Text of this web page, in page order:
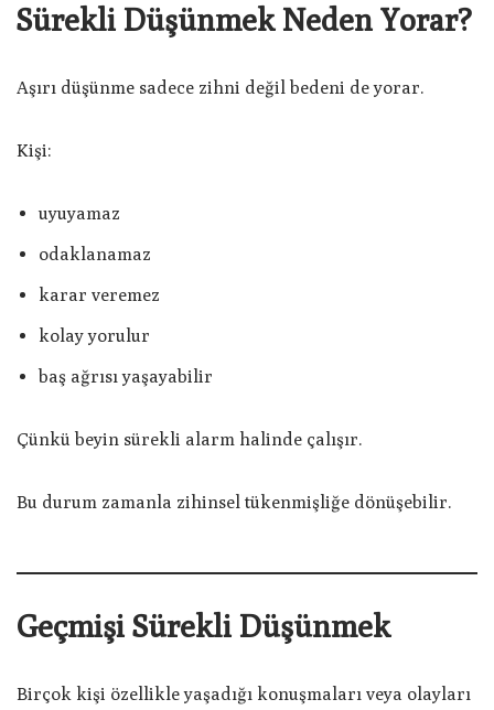
Sürekli Düşünmek Neden Yorar?
Aşırı düşünme sadece zihni değil bedeni de yorar.
Kişi:
uyuyamaz
odaklanamaz
karar veremez
kolay yorulur
baş ağrısı yaşayabilir
Çünkü beyin sürekli alarm halinde çalışır.
Bu durum zamanla zihinsel tükenmişliğe dönüşebilir.
Geçmişi Sürekli Düşünmek
Birçok kişi özellikle yaşadığı konuşmaları veya olayları